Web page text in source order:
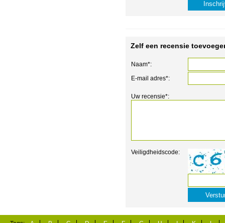
Zelf een recensie
Naam*:
E-mail adres*:
Uw recensie*:
Veiligdheidscode: